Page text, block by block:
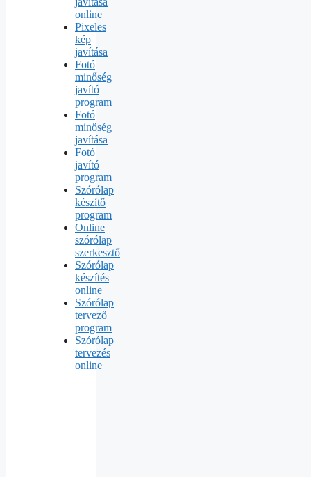
online
Pixeles
kép
javítása
Fotó
minőség
javító
program
Fotó
minőség
javítása
Fotó
javító
program
Szórólap
készítő
program
Online
szórólap
szerkesztő
Szórólap
készítés
online
Szórólap
tervező
program
Szórólap
tervezés
online